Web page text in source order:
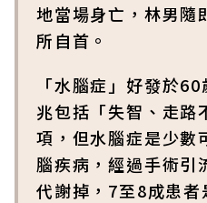
地當場身亡，林男隨
所自首。
「水腦症」好發於
兆包括「失智、走路
項，但水腦症是少數
腦疾病，經過手術引
代謝掉，7至8成患